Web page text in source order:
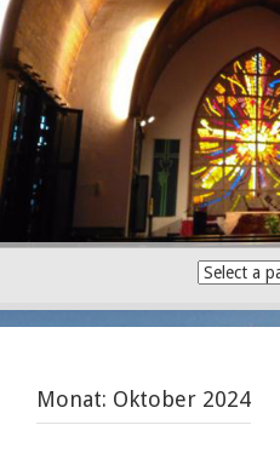
Skip
to
content
Monat: Oktober 2024